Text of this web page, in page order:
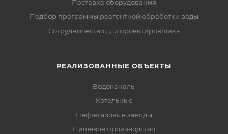
Поставка оборудования
Подбор программы реагентной обработки воды
Сотрудничество для проектировщика
РЕАЛИЗОВАННЫЕ ОБЪЕКТЫ
Водоканалы
Котельные
Нефтегазовые заводы
Пищевое производство